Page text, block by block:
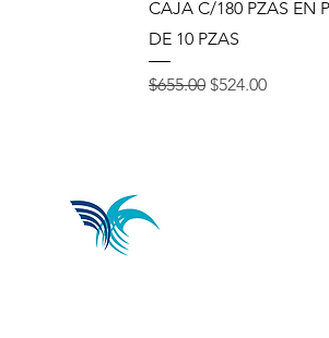
CAJA C/180 PZAS EN
DE 10 PZAS
Precio
$655.00 Precio de oferta
$524.00